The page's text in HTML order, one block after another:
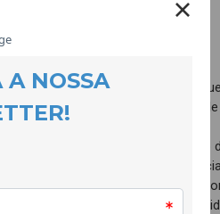
26 September 2023
As crianças e jovens do Projecto
oportunidade única: acampar no
Integrado na actividade
Serra da Estrela para uma
na montagem das tendas, depois,
Serra da Estrela com todos os